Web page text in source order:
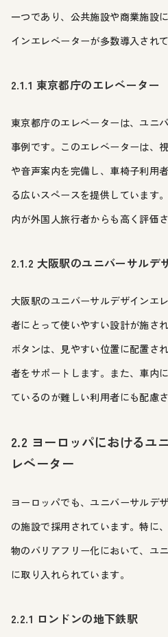
一つであり、公共施設や商業施設
インエレベーターが多数導入されて
2.1.1 東京都庁のエレベーター
東京都庁のエレベーターは、ユニ
事例です。このエレベーターは、
や音声案内を完備し、車椅子利用
る広いスペースを提供しています
内が外国人旅行者からも高く評価
2.1.2 大阪駅のユニバーサルデ
大阪駅のユニバーサルデザインエ
者にとって使いやすい設計が施さ
ボタンは、見やすい位置に配置さ
者をサポートします。また、車内
ているのが難しい利用者にも配慮
2.2 ヨーロッパにおけるユ
レベーター
ヨーロッパでも、ユニバーサルデ
の施設で採用されています。特に
物のバリアフリー化において、ユ
に取り入れられています。
2.2.1 ロンドンの地下鉄駅